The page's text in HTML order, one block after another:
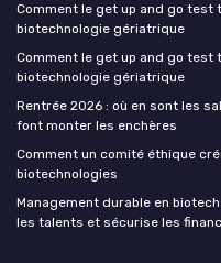
Comment le get up and go test
biotechnologie gériatrique
Comment le get up and go test
biotechnologie gériatrique
Rentrée 2026 : où en sont les
font monter les enchères
Comment un comité éthique
biotechnologies
Management durable en
les talents et sécurise les